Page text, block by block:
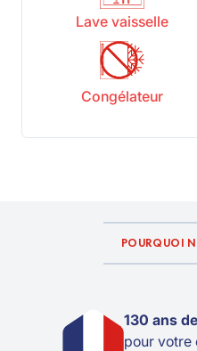
Lave vaisselle
Congélateur
POURQUOI
130 ans
pour votre